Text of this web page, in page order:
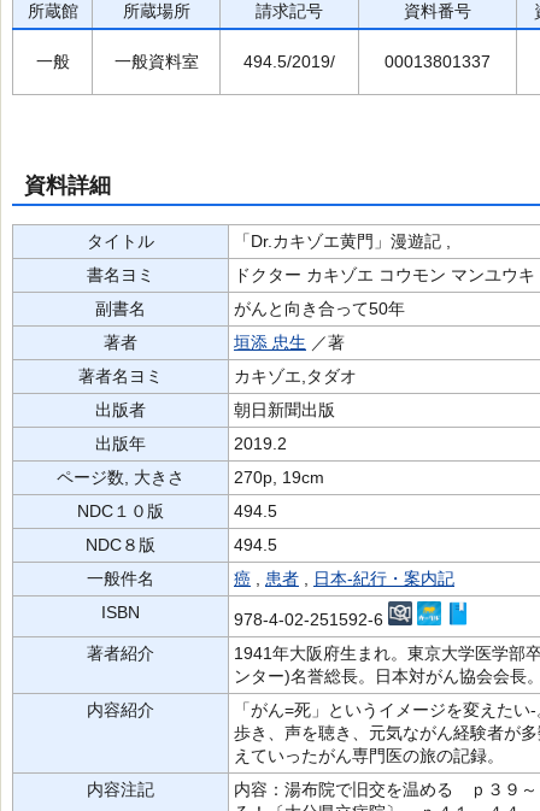
所蔵館 所蔵場所 請求記号 資料番号
一般 一般資料室 494.5/2019/ 00013801337
資料詳細
タイトル
「Dr.カキゾエ黄門」漫遊記 ,
書名ヨミ
ドクター カキゾエ コウモン マンユウキ
副書名
がんと向き合って50年
著者
垣添 忠生 ／著
著者名ヨミ
カキゾエ,タダオ
出版者
朝日新聞出版
出版年
2019.2
ページ数, 大きさ
270p, 19cm
NDC１０版
494.5
NDC８版
494.5
一般件名
癌 患者
日本-紀行・案内記
ISBN
978-4-02-251592-6
著者紹介
1941年大阪府生まれ。東京大学医学部
ンター)名誉総長。日本対がん協会会長
内容紹介
「がん=死」というイメージを変えた
歩き、声を聴き、元気ながん経験者が
えていったがん専門医の旅の記録。
内容注記
内容：湯布院で旧交を温める ｐ３９